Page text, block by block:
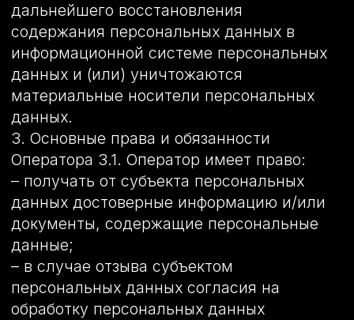
блокирования, копирования,
предоставления, распространения
персональных данных, а также от иных
неправомерных действий в отношении
персональных данных;
– прекратить передачу
(распространение, предоставление,
доступ) персональных данных,
прекратить обработку и уничтожить
персональные данные в порядке и
случаях, предусмотренных Законом о
персональных данных;
– исполнять иные обязанности,
предусмотренные Законом о
персональных данных.
4. Основные права и обязанности
субъектов персональных данных
4.1. Субъекты персональных данных
имеют право:
– получать информацию, касающуюся
обработки его персональных данных, за